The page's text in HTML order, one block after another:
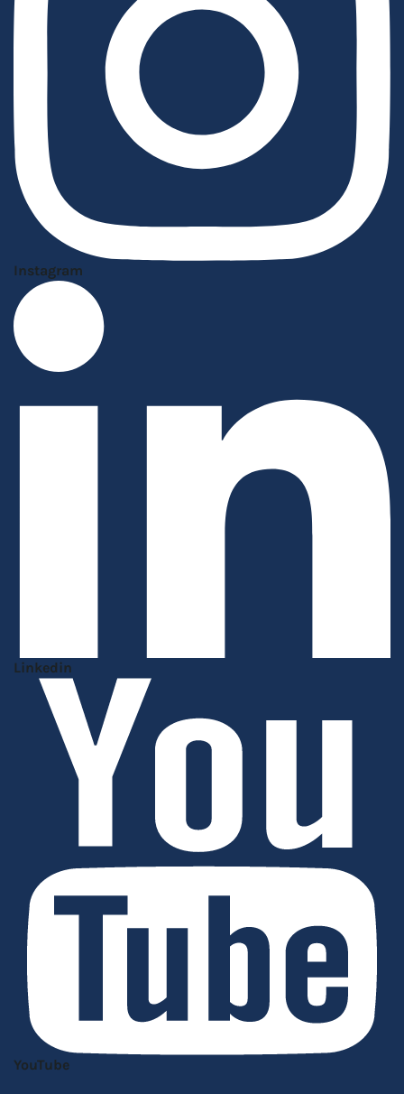
Instagram
Linkedin
YouTube